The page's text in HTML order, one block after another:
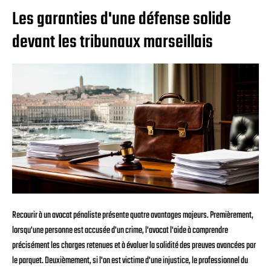
Les garanties d'une défense solide
devant les tribunaux marseillais
Recourir à un avocat pénaliste présente quatre avantages majeurs. Premièrement,
lorsqu'une personne est accusée d'un crime, l'avocat l'aide à comprendre
précisément les charges retenues et à évaluer la solidité des preuves avancées par
le parquet. Deuxièmement, si l'on est victime d'une injustice, le professionnel du